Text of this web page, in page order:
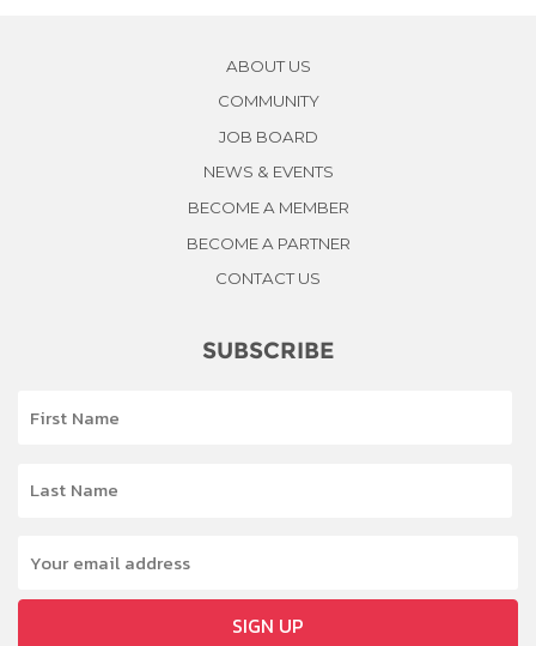
ABOUT US
COMMUNITY
JOB BOARD
NEWS & EVENTS
BECOME A MEMBER
BECOME A PARTNER
CONTACT US
SUBSCRIBE
SIGN UP